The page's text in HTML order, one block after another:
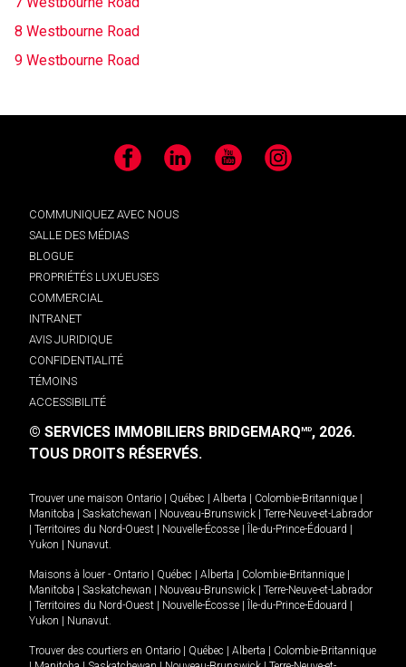
8 Westbourne Road
9 Westbourne Road
Facebook LinkedIn YouTube Instagram
COMMUNIQUEZ AVEC NOUS
SALLE DES MÉDIAS
BLOGUE
PROPRIÉTÉS LUXUEUSES
COMMERCIAL
INTRANET
AVIS JURIDIQUE
CONFIDENTIALITÉ
TÉMOINS
ACCESSIBILITÉ
© SERVICES IMMOBILIERS BRIDGEMARQMD, 2026.
TOUS DROITS RÉSERVÉS.
Trouver une maison Ontario Québec Alberta Colombie-Britannique
Manitoba
Saskatchewan Nouveau-Brunswick
Terre-Neuve-et-Labrador
Territoires du Nord-Ouest Nouvelle-Écosse Île-du-Prince-Édouard
Yukon
Nunavut.
Maisons à louer - Ontario Québec Alberta Colombie-Britannique
Manitoba
Saskatchewan Nouveau-Brunswick
Terre-Neuve-et-Labrador
Territoires du Nord-Ouest Nouvelle-Écosse Île-du-Prince-Édouard
Yukon
Nunavut.
Trouver des courtiers en Ontario Québec Alberta
Colombie-Britannique